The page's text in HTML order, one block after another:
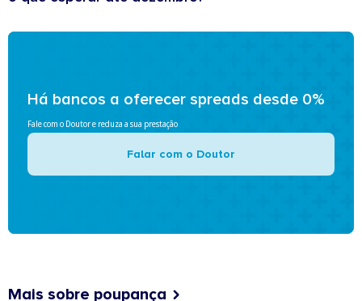
Há bancos a oferecer spreads desde 0%
Fale com o Doutor e reduza a sua prestação
Falar com o Doutor
Mais sobre poupança